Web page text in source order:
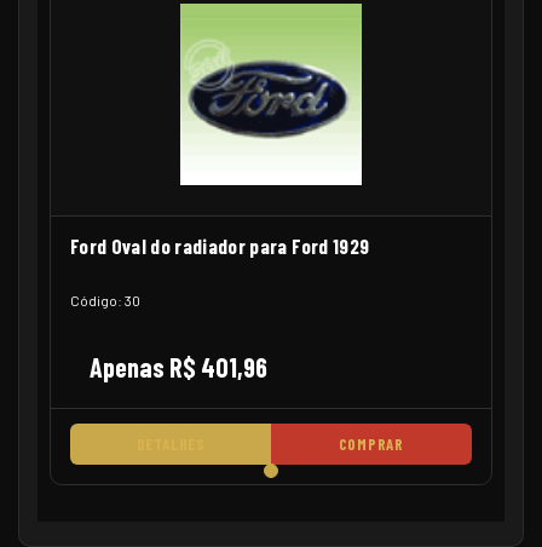
Ford Oval do radiador para Ford 1929
Código: 30
Apenas R$ 401,96
COMPRAR